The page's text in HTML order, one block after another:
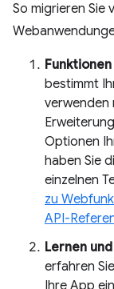
So migrieren Sie
bestimmt
verwenden
Optionen
haben Sie
einzelnen
zu
API-
Lernen
erfahren